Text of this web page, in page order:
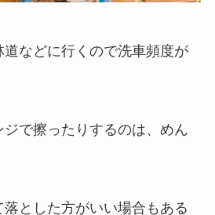
などに行くので洗車頻度が
で擦ったりするのは、めん
落とした方がいい場合もある